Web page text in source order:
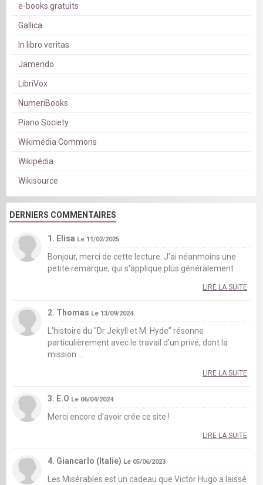
e-books gratuits
Gallica
In libro veritas
Jamendo
LibriVox
NumeriBooks
Piano Society
Wikimédia Commons
Wikipédia
Wikisource
DERNIERS COMMENTAIRES
1. Elisa Le 11/02/2025
Bonjour, merci de cette lecture. J'ai néanmoins une
petite remarque, qui s'applique plus généralement ...
LIRE LA SUITE
2. Thomas Le 13/09/2024
L'histoire du "Dr Jekyll et M. Hyde" résonne
particulièrement avec le travail d'un privé, dont la
mission ...
LIRE LA SUITE
3. E.O Le 06/04/2024
Merci encore d'avoir crée ce site !
LIRE LA SUITE
4. Giancarlo (Italie) Le 05/06/2023
Les Misérables est un cadeau que Victor Hugo a laissé